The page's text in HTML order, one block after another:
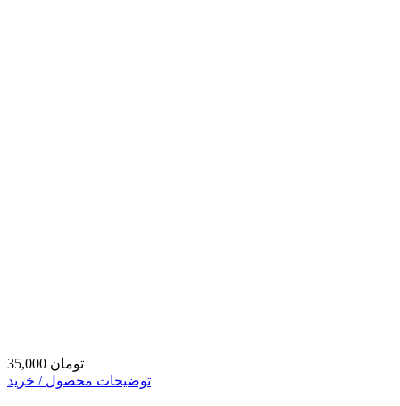
35,000 تومان
توضیحات محصول / خرید